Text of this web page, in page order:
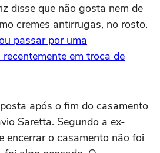
disse que não gosta nem de
cremes antirrugas, no rosto.
passar por uma
em troca de
após o fim do casamento
Saretta. Segundo a ex-
encerrar o casamento não foi